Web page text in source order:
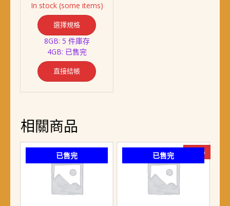
範
圍：
NT$ 4,338
到
In stock (some items)
選擇規格
產
種
式。
頁
8GB: 5 件庫存
4GB: 已售完
直接結帳
相關商品
已售完 已售完 -33%